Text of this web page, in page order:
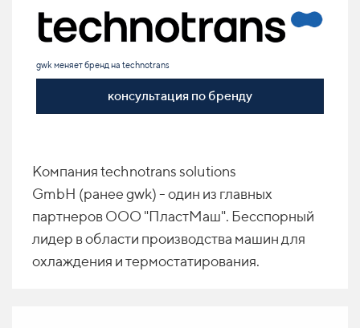
gwk меняет бренд на technotrans
консультация по бренду
Компания technotrans solutions
GmbH (ранее gwk) - один из главных
партнеров ООО "ПластМаш". Бесспорный
лидер в области производства машин для
охлаждения и термостатирования.